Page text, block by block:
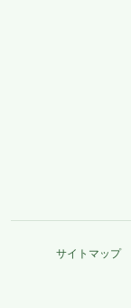
サイトマップ